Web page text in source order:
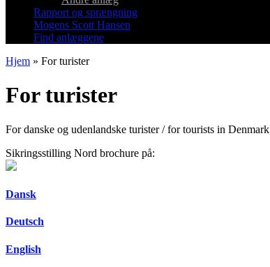
Rapport og sprængning
Mogens Scott Hansen
Find anlæggene
Hjem » For turister
For turister
For danske og udenlandske turister / for tourists in Denmark
Sikringsstilling Nord brochure på:
Dansk
Deutsch
English